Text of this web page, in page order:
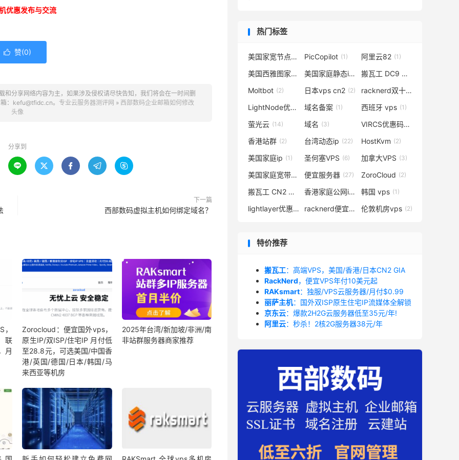
优惠发布与交流
 赞(0)
分享网络内容为主，如果涉及侵权请尽快告知，我们将会在一时间删
：kefu@tfidc.cn。 专业云服务器测评网 » 西部数码企业邮箱如何修改
头像
分享到
    
下一篇
西部数码虚拟主机如何绑定域名？
联
月
Zorocloud：便宜国外vps，
原生IP/双ISP/住宅IP 月付低
至28.8元，可选美国/中国香
港/英国/德国/日本/韩国/马
来西亚等机房
2025年台湾/新加坡/非洲/南
非站群服务器商家推荐
热门标签
美国家宽节点
(1) PicCopilot (1) 阿里云82 (1)
美国西雅图家宽vps (1) 美国家庭静态ip哪里有 (1) 搬瓦工 DC9 CN2 GIA
Moltbot (2) 日本vps cn2 (2) racknerd双十一
LightNode优惠券 (1)
域名备案 (1) 西班牙 vps (1)
萤光云 (14) 域名 (3) VIRCS优惠码
(1)
香港站群 (2) 台湾动态ip (22) HostKvm (2)
美国家庭ip (1) 圣何塞VPS (6) 加拿大VPS (3)
美国家庭宽带固定ip (1)
便宜服务器 (27) ZoroCloud (2)
搬瓦工 CN2 GIA (4) 香港家庭公网ip (1)韩国 vps (1)
lightlayer优惠码 (8) racknerd便宜VPS (1)
伦敦机房vps (2)
特价推荐
搬瓦工：高端VPS，美国/香港/日本CN2 GIA
RackNerd，便宜VPS年付10美元起
RAKsmart：独服/VPS云服务器/月付$0.99
丽萨主机：国外双ISP原生住宅IP流媒体全解锁
京东云：爆款2H2G云服务器低至35元/年!
阿里云：秒杀！2核2G服务器38元/年